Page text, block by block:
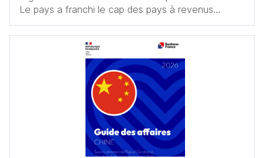
Le pays a franchi le cap des pays à revenus
intermédiaires supérieurs, s’inscrivant durablement
parmi les économies émergentes à fort potentiel.
La Thaïlande dispose en effet de nombreux atouts
structurants : sa position géographique au centre
de l’Asie du Sud-Est, ses infrastructures de qualité,
qu’elles soient aéroportuaires, portuaires, routières
ou encore numériques, ou encore ses ressources
naturelles abondantes lui assurant une production
énergétique solide. Elle s’appuie également sur une
économie diversifiée, caractérisée par un secteur
industriel historiquement puissant et intégré aux